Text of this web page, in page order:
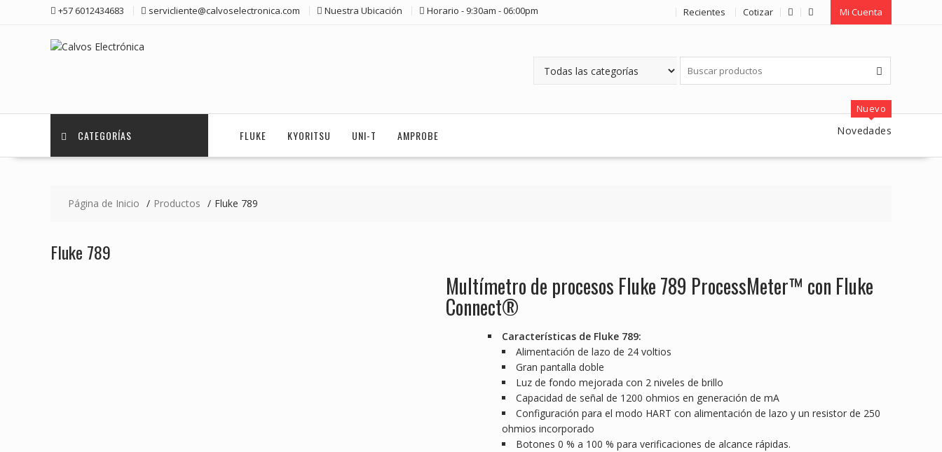
+57 6012434683 servicliente@calvoselectronica.com Nuestra Ubicación Horario - 9:30am - 06:00pm Recientes Cotizar Mi Cuenta
CATEGORÍAS FLUKE KYORITSU UNI-T AMPROBE
Nuevo
Novedades
Página de Inicio Productos Fluke 789
Fluke 789
Multímetro de procesos Fluke 789 ProcessMeter™ con Fluke
Connect®
Características de Fluke 789:
Alimentación de lazo de 24 voltios
Gran pantalla doble
Luz de fondo mejorada con 2 niveles de brillo
Capacidad de señal de 1200 ohmios en generación de mA
Configuración para el modo HART con alimentación de lazo y un resistor de 250
ohmios incorporado
Botones 0 % a 100 % para verificaciones de alcance rápidas.